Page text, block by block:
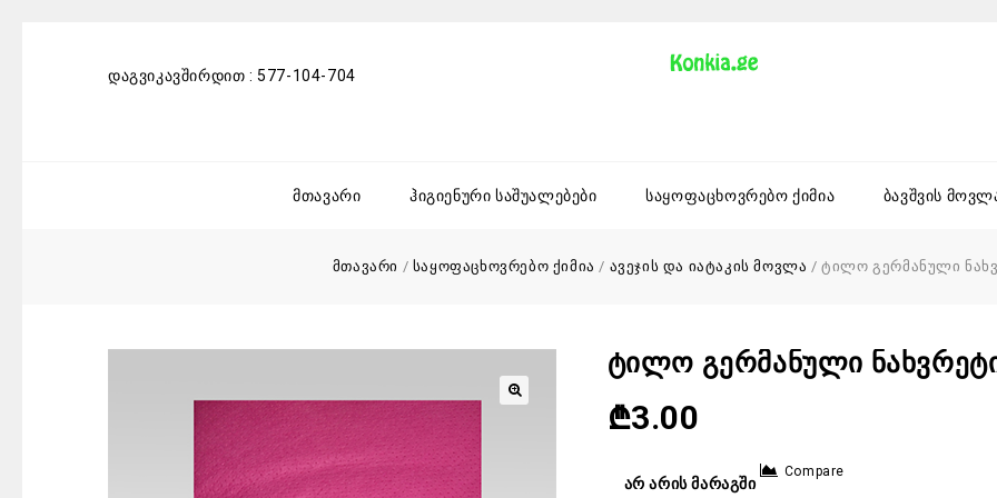
დაგვიკავშირდით :577-104-704
მთავარი ჰიგიენური საშუალებები საყოფაცხოვრებო ქიმია ბავშვის
მთავარი / საყოფაცხოვრებო ქიმია / ავეჯის და იატაკის მოვლა /ტილო გერმანული
Ტილო Გერმანული
₾3.00
არ არის მარაგში
Compare